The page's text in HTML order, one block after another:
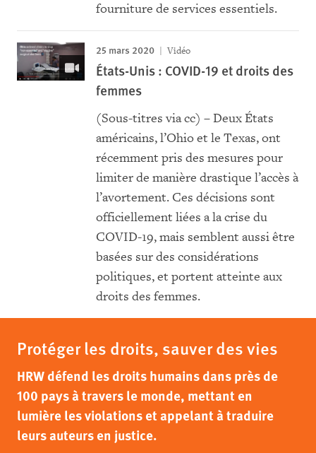
fourniture de services essentiels.
25 mars 2020 Vidéo
États-Unis : COVID-19 et droits des
femmes
(Sous-titres via cc) – Deux États
américains, l’Ohio et le Texas, ont
récemment pris des mesures pour
limiter de manière drastique l’accès à
l’avortement. Ces décisions sont
officiellement liées a la crise du
COVID-19, mais semblent aussi être
basées sur des considérations
politiques, et portent atteinte aux
droits des femmes.
Protéger les droits, sauver des vies
HRW défend les droits humains dans près de
100 pays à travers le monde, mettant en
lumière les violations et appelant à traduire
leurs auteurs en justice.